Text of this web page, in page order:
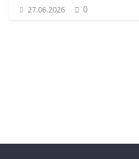
27.06.2026 0